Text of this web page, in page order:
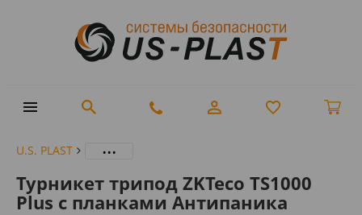
U.S. PLAST ...
Турникет трипод ZKTeco TS1000
Plus с планками Антипаника